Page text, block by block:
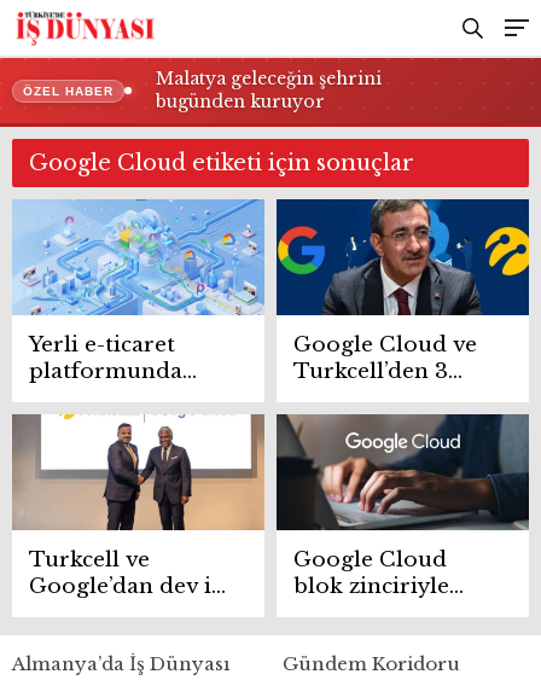
ÖZEL HABER
Malatya geleceğin şehrini
bugünden kuruyor
Google Cloud etiketi için sonuçlar
Yerli e-ticaret
platformunda
yapay zekâ odaklı
bulut dönüşümü
Google Cloud ve
Turkcell’den 3
milyar dolarlık
bulut yatırımı
Turkcell ve
Google’dan dev iş
birliği
Google Cloud
blok zinciriyle
küresel ödeme
devlerine rakip
olacak
Almanya’da İş Dünyası
Gündem Koridoru